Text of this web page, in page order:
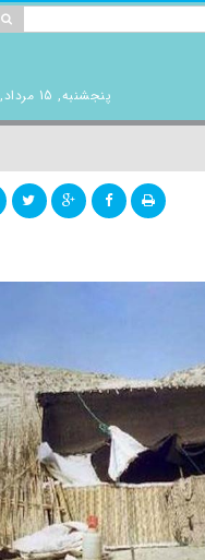
پنجشنبه, 15 مرداد,1405